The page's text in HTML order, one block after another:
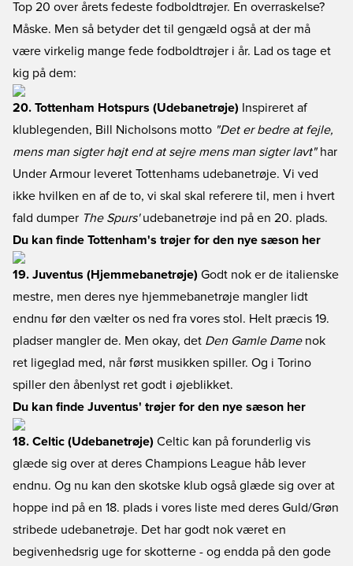
Top 20 over årets fedeste fodboldtrøjer. En overraskelse?
Måske. Men så betyder det til gengæld også at der må
være virkelig mange fede fodboldtrøjer i år. Lad os tage et
kig på dem:
20. Tottenham Hotspurs (Udebanetrøje) Inspireret af
klublegenden, Bill Nicholsons motto "Det er bedre at fejle,
mens man sigter højt end at sejre mens man sigter lavt"har
Under Armour leveret Tottenhams udebanetrøje. Vi ved
ikke hvilken en af de to, vi skal skal referere til, men i hvert
fald dumper The Spurs'udebanetrøje ind på en 20. plads.
Du kan finde Tottenham's trøjer for den nye sæson her
19. Juventus (Hjemmebanetrøje) Godt nok er de italienske
mestre, men deres nye hjemmebanetrøje mangler lidt
endnu før den vælter os ned fra vores stol. Helt præcis 19.
pladser mangler de. Men okay, det Den Gamle Damenok
ret ligeglad med, når først musikken spiller. Og i Torino
spiller den åbenlyst ret godt i øjeblikket.
Du kan finde Juventus' trøjer for den nye sæson her
18. Celtic (Udebanetrøje) Celtic kan på forunderlig vis
glæde sig over at deres Champions League håb lever
endnu. Og nu kan den skotske klub også glæde sig over at
hoppe ind på en 18. plads i vores liste med deres Guld/Grøn
stribede udebanetrøje. Det har godt nok været en
begivenhedsrig uge for skotterne - og endda på den gode